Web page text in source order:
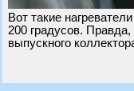
Вот такие
200 градусов.
выпускного